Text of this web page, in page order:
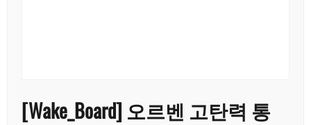
[Wake_Board] 오르벤 고탄력 통